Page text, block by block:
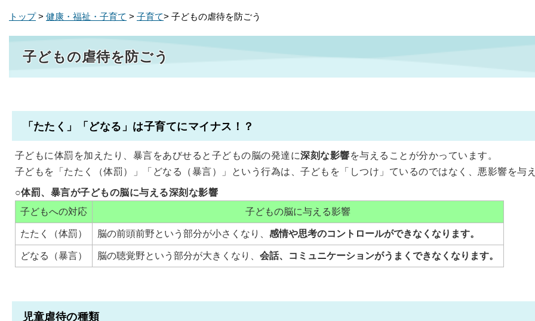
トップ> 健康・福祉・子育て > 子育て> 子どもの虐待を防ごう
子どもの虐待を防ごう
「たたく」「どなる」は子育てにマイナス！？
子どもに体罰を加えたり、暴言をあびせると子どもの脳の発達に深刻な影響を与えることが分かっています。
子どもを「たたく（体罰）」「どなる（暴言）」という行為は、子どもを「しつけ」ているのではなく、悪影響を与
○体罰、暴言が子どもの脳に与える深刻な影響
子どもへの対応 子どもの脳に与える影響
たたく（体罰） 脳の前頭前野という部分が小さくなり、 感情や思考のコントロールができなくなります。
どなる（暴言） 脳の聴覚野という部分が大きくなり、 会話、コミュニケーションがうまくできなくなります。
児童虐待の種類